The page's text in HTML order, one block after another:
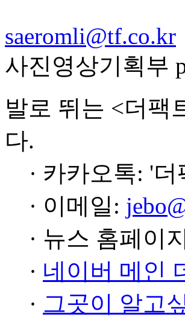
saeromli@tf.co.kr
사진영상기획부
발로 뛰는 <더팩
다.
· 카카오톡: '
· 이메일:
· 뉴스 홈페이
· 네이버 메인
· 그곳이 알고